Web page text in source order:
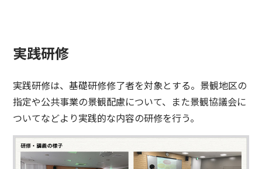
実践研修
実践研修は、基礎研修修了者を対象とする。景観地区の
指定や公共事業の景観配慮について、また景観協議会に
ついてなどより実践的な内容の研修を行う。